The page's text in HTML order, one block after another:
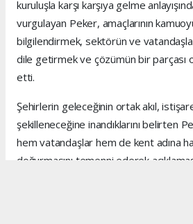
kuruluşla karşı karşıya gelme
vurgulayan Peker, amaçlarının
bilgilendirmek, sektörün ve
dile getirmek ve çözümün bir parçası
etti.
Şehirlerin geleceğinin ortak akıl,
şekilleneceğine inandıklarını belirten
hem vatandaşlar hem de kent adına
doğurmasını temenni ederek